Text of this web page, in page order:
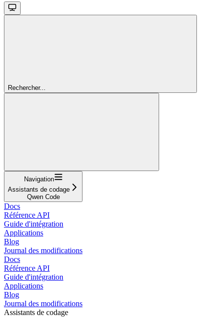
Rechercher...
Navigation
Assistants de codage
Qwen Code
Docs
Référence API
Guide d'intégration
Applications
Blog
Journal des modifications
Docs
Référence API
Guide d'intégration
Applications
Blog
Journal des modifications
Assistants de codage